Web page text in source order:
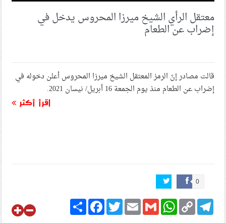
معتقل الرأي الشيخ ميرزا المحروس يدخل في
إضراب عن الطعام
قالت مصادر إنّ الرمز المعتقل الشيخ ميرزا المحروس أعلن دخوله في
إضراب عن الطعام منذ يوم الجمعة 16 أبريل/ نيسان 2021.
اقرأ أكثر
0
ShareFacebookTwitterEmailGmail
WhatsApp Copy
Link
Telegram